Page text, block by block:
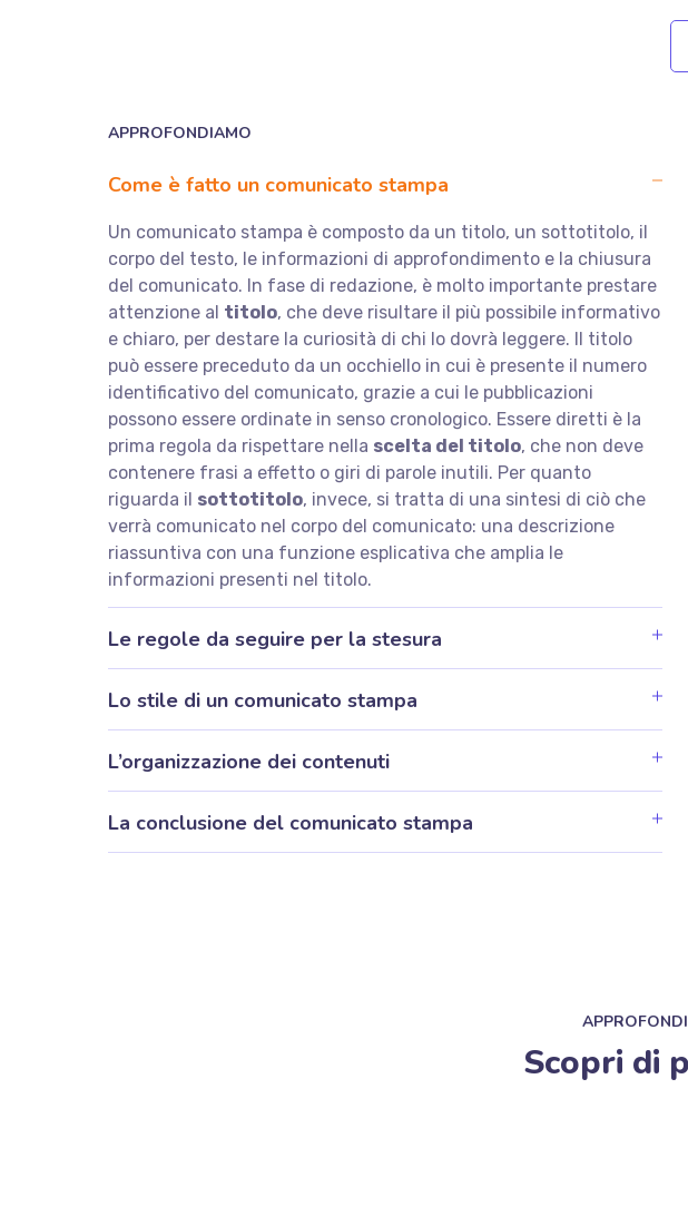
APPROFONDIAMO
Come è fatto un comunicato stampa
Un comunicato stampa è composto da un titolo, un sottotitolo, il
corpo del testo, le informazioni di approfondimento e la chiusura
del comunicato. In fase di redazione, è molto importante prestare
attenzione al titolo, che deve risultare il più possibile informativo
e chiaro, per destare la curiosità di chi lo dovrà leggere. Il titolo
può essere preceduto da un occhiello in cui è presente il numero
identificativo del comunicato, grazie a cui le pubblicazioni
possono essere ordinate in senso cronologico. Essere diretti è la
prima regola da rispettare nella scelta del titolo, che non deve
contenere frasi a effetto o giri di parole inutili. Per quanto
riguarda il sottotitolo, invece, si tratta di una sintesi di ciò che
verrà comunicato nel corpo del comunicato: una descrizione
riassuntiva con una funzione esplicativa che amplia le
informazioni presenti nel titolo.
Le regole da seguire per la stesura
Lo stile di un comunicato stampa
L’organizzazione dei contenuti
La conclusione del comunicato stampa
Scopri di